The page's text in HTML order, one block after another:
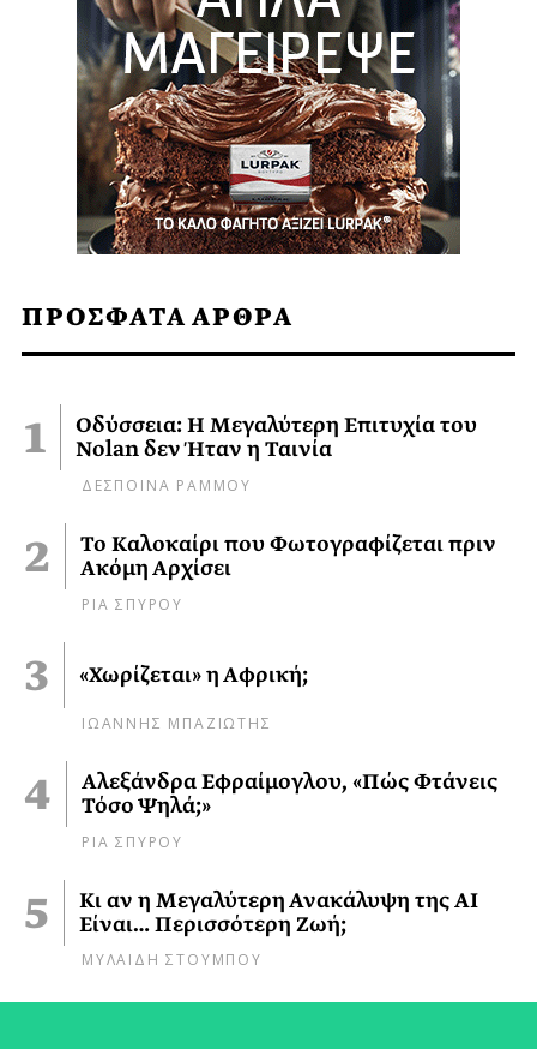
ΠΡΟΣΦΑΤΑ ΑΡΘΡΑ
Οδύσσεια: Η Μεγαλύτερη Επιτυχία του
Nolan δεν Ήταν η Ταινία
ΔΕΣΠΟΙΝΑ ΡΑΜΜΟΥ
Το Καλοκαίρι που Φωτογραφίζεται πριν
Ακόμη Αρχίσει
ΡΙΑ ΣΠΥΡΟΥ
«Χωρίζεται» η Αφρική;
ΙΩΑΝΝΗΣ ΜΠΑΖΙΩΤΗΣ
Αλεξάνδρα Εφραίμογλου, «Πώς Φτάνεις
Τόσο Ψηλά;»
ΡΙΑ ΣΠΥΡΟΥ
Κι αν η Μεγαλύτερη Ανακάλυψη της AI
Είναι… Περισσότερη Ζωή;
ΜΥΛΑΙΔΗ ΣΤΟΥΜΠΟΥ